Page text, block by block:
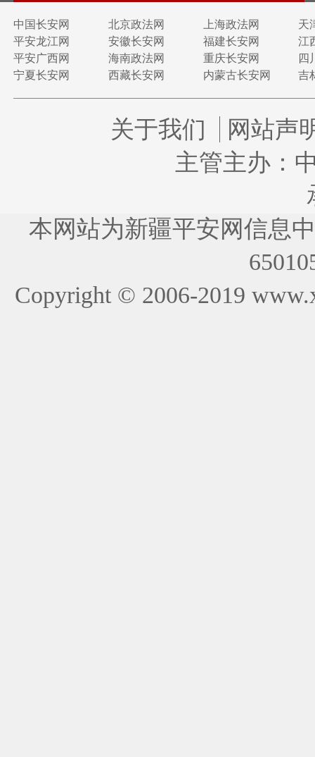
中国长安网 北京政法网 上海政法网
天
平安龙江网
安徽长安网 福建长安网
江
平安广西网
海南政法网 重庆长安网
四
宁夏长安网
西藏长安网 内蒙古长安网 吉
关于我们
网站声
主管主办：
本网站为新疆平安网信息
Copyright © 2006-2019